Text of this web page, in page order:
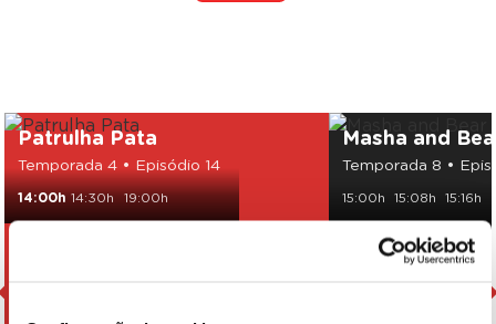
Patrulha Pata
Temporada 4 • Episódio 14
14:00h 14:30h 19:00h
Masha and
Temporada 8 •
15:00h 15:08h
15:16h
15:32h
15:43h 15:51h